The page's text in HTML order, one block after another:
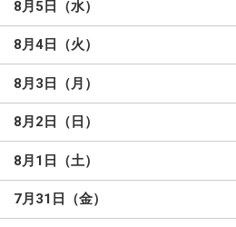
8月5日（水）
8月4日（火）
8月3日（月）
8月2日（日）
8月1日（土）
7月31日（金）
Aランク以上の予想は会員様のみ
こちらから会員登録（無料）を